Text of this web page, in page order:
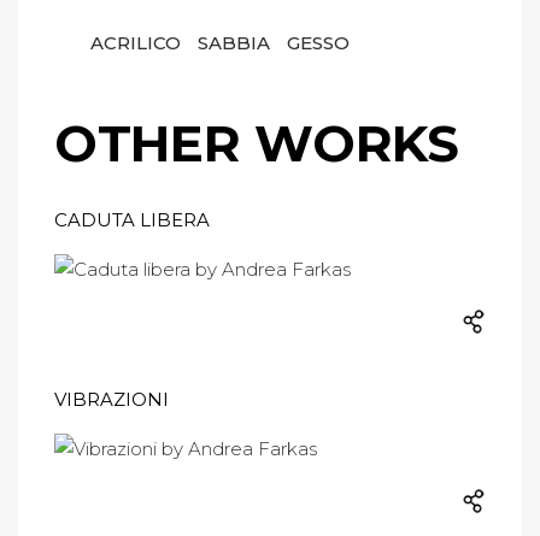
ACRILICO SABBIA GESSO
OTHER WORKS
CADUTA LIBERA
VIBRAZIONI